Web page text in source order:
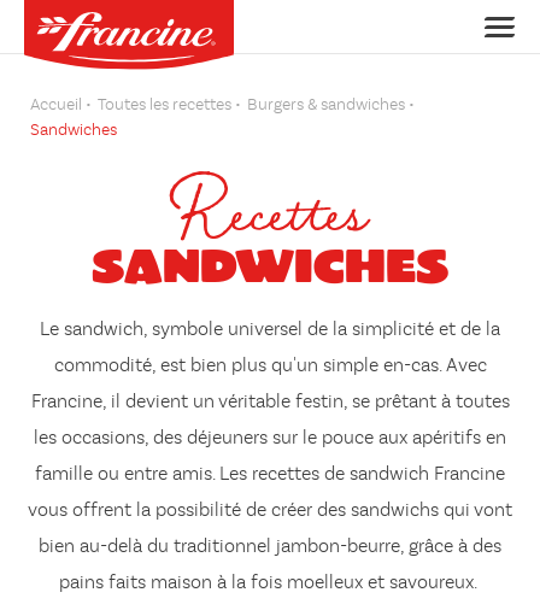
Accueil Toutes les recettes
Burgers & sandwiches
Sandwiches
Recettes
Sandwiches
Le sandwich, symbole universel de la simplicité et de la
commodité, est bien plus qu'un simple en-cas. Avec
Francine, il devient un véritable festin, se prêtantà toutes
les occasions, des déjeuners sur le pouce aux apéritifs en
famille ou entre amis. Les recettes de sandwich Francine
vous offrent la possibilité de créer des sandwichs qui vont
bien au-delà du traditionnel jambon-beurre, grâce à des
pains faits maison à la fois moelleux et savoureux.